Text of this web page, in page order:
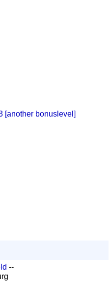
[another bonuslevel]
--